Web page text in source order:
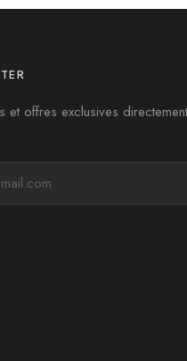
et offres exclusives